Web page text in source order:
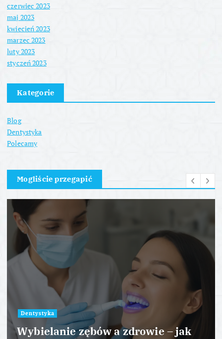
czerwiec 2023
maj 2023
kwiecień 2023
marzec 2023
luty 2023
styczeń 2023
Kategorie
Blog
Dentystyka
Polecamy
Mogliście przegapić
Dentystyka
Wybielanie zębów a zdrowie – jak